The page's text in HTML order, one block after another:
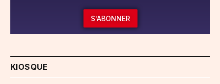
S'ABONNER
KIOSQUE